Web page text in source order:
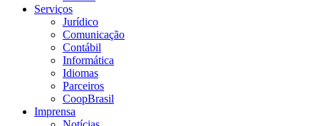
Serviços
Jurídico
Comunicação
Contábil
Informática
Idiomas
Parceiros
CoopBrasil
Imprensa